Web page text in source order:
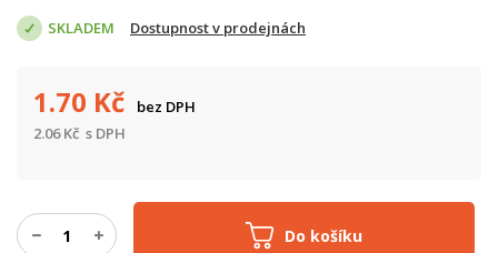
SKLADEM Dostupnost v prodejnách
Do košíku
1.70 Kč
bez DPH
2.06Kč s DPH